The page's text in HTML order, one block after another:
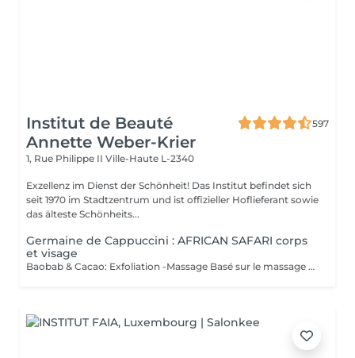
Institut de Beauté
Annette Weber-Krier
597
1, Rue Philippe II Ville-Haute L-2340
Exzellenz im Dienst der Schönheit! Das Institut befindet sich
seit 1970 im Stadtzentrum und ist offizieller Hoflieferant sowie
das älteste Schönheits...
Germaine de Cappuccini : AFRICAN SAFARI corps
et visage
Baobab & Cacao: Exfoliation -Massage Basé sur le massage Hilotra de Madagascar, il combine des techniques ancestrales africaines et asiatiques pour générer une sensation de connexion avec la nature et un équilibre corporel. AFRICAN BLISS : Massage SWEET Maternity: Basé sur la technique du drainage lymphatique, ce rituel combine des mouvements ascendants et des mouvements enveloppants qui favorisent une sensation de légèreté et de confort immédiate dans les jambes Light Legs : Basé sur la technique du drainage lymphatique, ce rituel combine des mouvements ascendants et des mouvements enveloppants qui favorisent une sensation de légèreté et de confort immédiate dans les jambes